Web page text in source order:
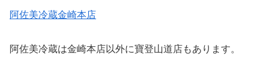
阿佐美冷蔵金崎本店
阿佐美冷蔵は金崎本店以外に寶登山道店もあります。